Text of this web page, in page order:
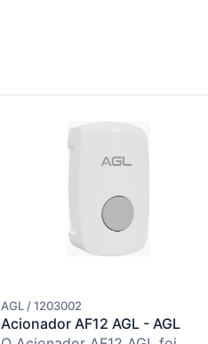
AGL / 1203002
Acionador AF12 AGL - AGL